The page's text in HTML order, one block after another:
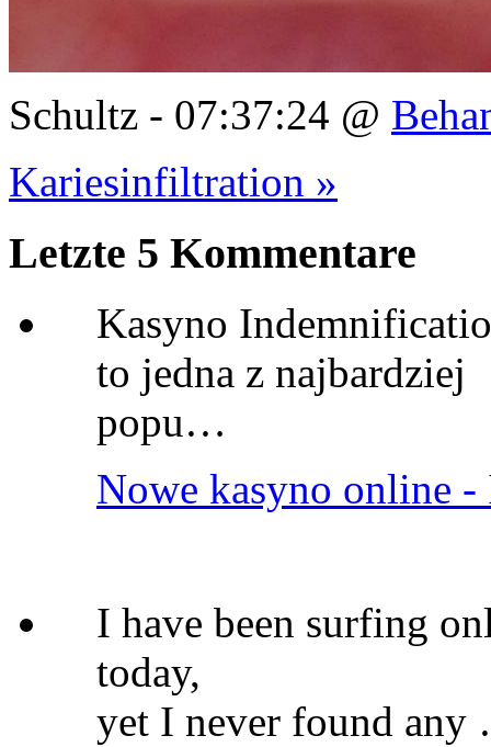
Schultz - 07:37:24 @
Kariesinfiltration »
Letzte 5 Kommentare
Kasyno
to jedna z najbardziej
popu…
Nowe kasyno online -
I have been surfing
today,
yet I never found